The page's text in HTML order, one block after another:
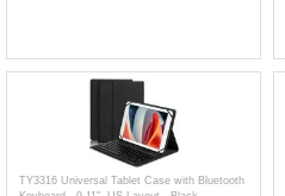
TY3316 Universal Tablet Case with Bluetooth